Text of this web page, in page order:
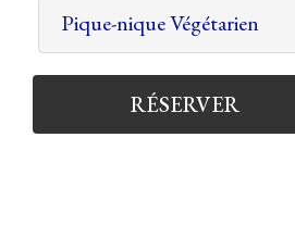
RÉSERVER